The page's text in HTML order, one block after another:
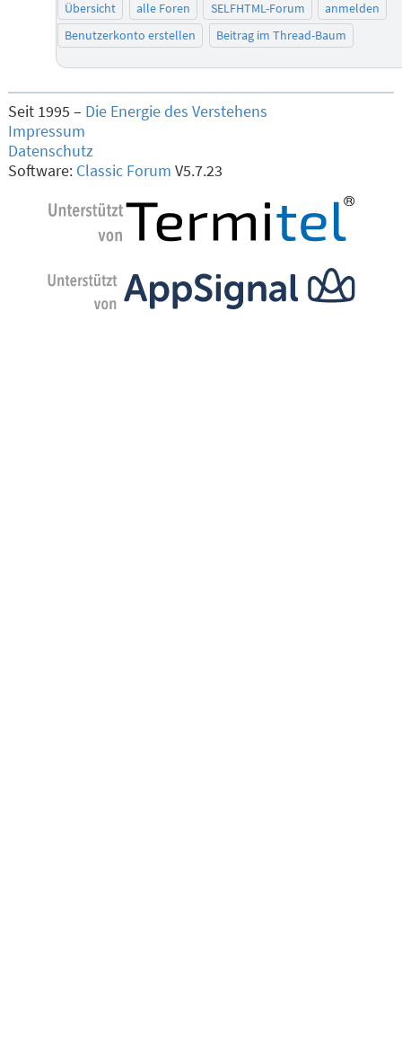
Übersicht alle Foren SELFHTML-Forum
anmelden
Benutzerkonto erstellen
Beitrag im Thread-Baum
Seit 1995 – Die Energie des Verstehens
Impressum
Datenschutz
Software: Classic Forum V5.7.23